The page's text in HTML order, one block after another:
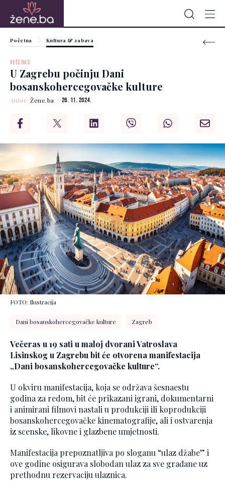
Početna Kultura & zabava
VEČERAS
U Zagrebu počinju Dani
bosanskohercegovačke kulture
Autor:Žene.ba 26. 11. 2024.
FOTO: Ilustracija
Dani bosanskohercegovačke kulture Zagreb
Večeras u 19 sati u maloj dvorani Vatroslava
Lisinskog u Zagrebu bit će otvorena manifestacija
„Dani bosanskohercegovačke kulture“.
U okviru manifestacija, koja se održava šesnaestu
godina za redom, bit će prikazani igrani, dokumentarni
i animirani filmovi nastali u produkciji ili koprodukciji
bosanskohercegovačke kinematografije, ali i ostvarenja
iz scenske, likovne i glazbene umjetnosti.
Manifestacija prepoznatljiva po sloganu “ulaz džabe” i
ove godine osigurava slobodan ulaz za sve građane uz
prethodnu rezervaciju ulaznica.